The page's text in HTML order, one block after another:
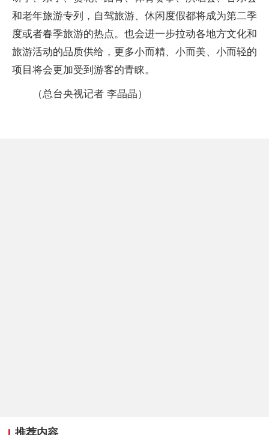
和老年旅游专列，自驾旅游、休闲度假都将成为第二季
度或者春季旅游的热点。也会进一步拉动各地方文化和
旅游活动的品质供给，更多小而精、小而美、小而轻的
项目将会更加受到游客的青睐。
（总台央视记者 李晶晶）
推荐内容